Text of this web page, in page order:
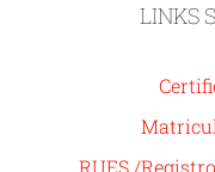
LINKS
RUES /